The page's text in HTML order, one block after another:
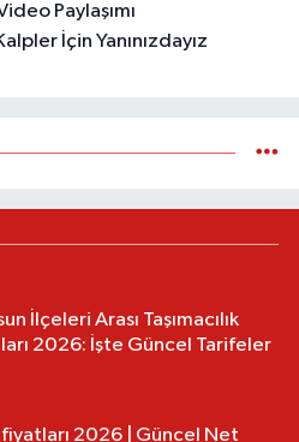
Paylaşımı
İçin Yanınızdayız
İlçeleri Arası Taşımacılık
2026: İşte Güncel Tarifeler
fiyatları 2026 | Güncel Net